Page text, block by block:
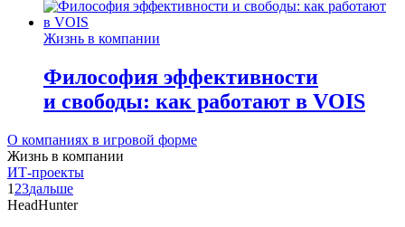
Жизнь в компании
Философия эффективности
и свободы: как работают в VOIS
О компаниях в игровой форме
Жизнь в компании
ИТ-проекты
1 23дальше
HeadHunter